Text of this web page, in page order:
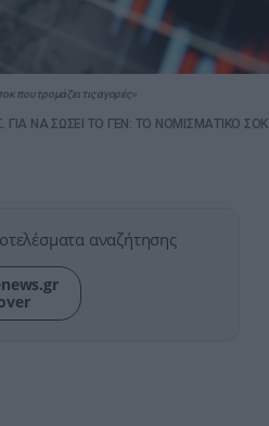
που τρομάζει τις αγορές»
ΓΙΑ ΝΑ ΣΩΣΕΙ ΤΟ ΓΕΝ: ΤΟ ΝΟΜΙΣΜΑΤΙΚΟ ΣΟΚ
αναζήτησης